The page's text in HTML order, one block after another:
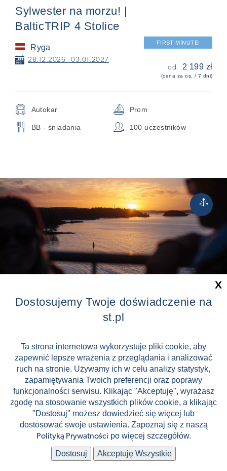
Sylwester na morzu! |
BalticTRIP 4 Stolice
Ryga
📅 28.12.2026 - 03.01.2027
FIRST MINUTE!
od 2 199 zł
(cena za os. / 7 dni)
🚍 Autokar ⛵ Prom
🍴 BB - śniadania 👥 100 uczestników
Zaliczka tylko 199 zł !
Rejsy
⚓
BalticTRIP | Ryga + Tallin +
Sztokholm
Tallin
📅 06.11.2026 - 11.11.2026
1 149 zł
(cena za os. / 6 dni)
Autokar ⛵ Prom
🍴 BB - śniadania 👥 60 uczestników
Dostosujemy Twoje doświadczenie na
st.pl
Ta strona internetowa wykorzystuje pliki cookie, aby
zapewnić lepsze wrażenia z przeglądania i analizować
ruch na stronie. Używamy ich w celu analizy statystyk,
zapamiętywania Twoich preferencji oraz poprawy
funkcjonalności serwisu. Klikając "Akceptuję", wyrażasz
zgodę na stosowanie wszystkich plików cookie, a klikając
"Dostosuj" możesz dowiedzieć się więcej lub
dostosować swoje ustawienia. Zapoznaj się z naszą
Polityką Prywatności po więcej szczegółów.
Dostosuj Akceptuję Wszystkie
X